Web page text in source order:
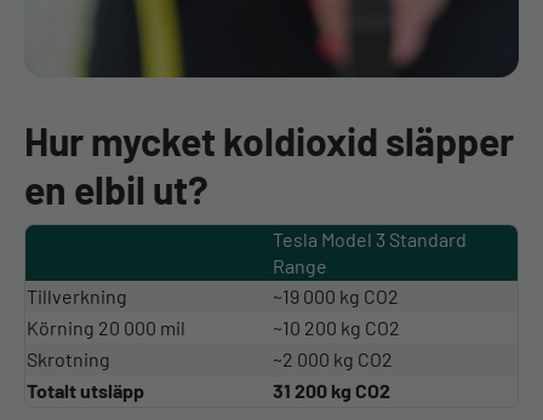
Hur mycket koldioxid släpper
en elbil ut?
Tesla Model 3 Standard
Range
Tillverkning
~19 000 kg CO2
Körning 20 000 mil
~10 200 kg CO2
Skrotning
~2 000 kg CO2
Totalt utsläpp
31 200 kg CO2